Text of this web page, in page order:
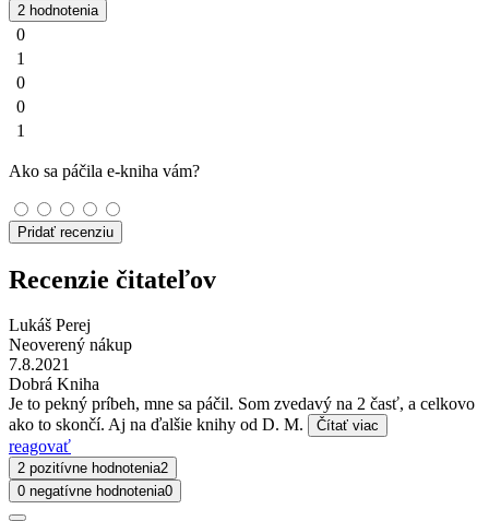
2 hodnotenia
0
1
0
0
1
Ako sa páčila e-kniha vám?
Pridať recenziu
Recenzie čitateľov
Lukáš Perej
Neoverený nákup
7.8.2021
Dobrá Kniha
Je to pekný príbeh, mne sa páčil. Som zvedavý na 2 časť, a celkovo
ako to skončí. Aj na ďalšie knihy od D. M.
Čítať viac
reagovať
2 pozitívne hodnotenia2
0 negatívne hodnotenia0